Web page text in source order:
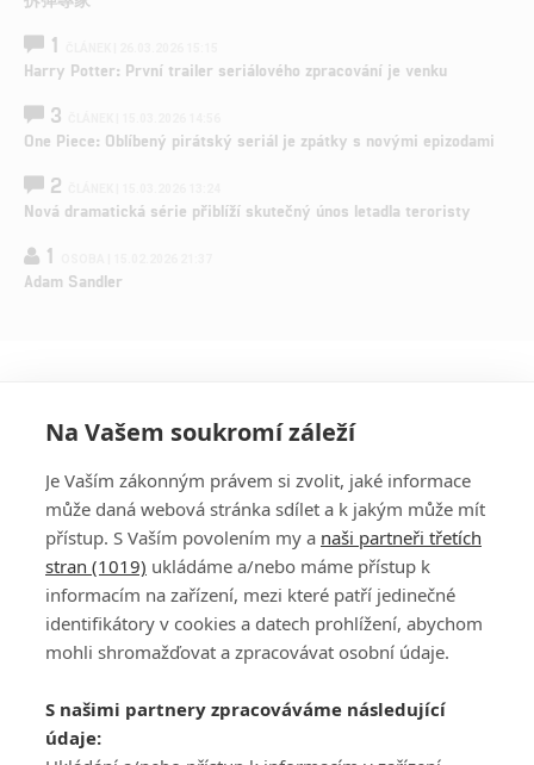
1
Harry Potter: První trailer seriálového zpracování je venku
3
One Piece: Oblíbený pirátský seriál je zpátky s novými epizodami
2
Nová dramatická série přiblíží skutečný únos letadla teroristy
1
Adam Sandler
PŘIHLÁSIT
REGISTROVAT
DISKUZE
Šéfredaktorkou webu jePetr Slavík, e-mailserialy@fandimefilmu.cz
Máte-li zájem o inzerci na našem webu napište nám na e-mail
Na Vašem soukromí záleží
Je Vaším zákonným právem si zvolit, jaké informace
může daná webová stránka sdílet a k jakým může mít
přístup. S Vaším povolením my a naši partneři třetích
stran (1019) ukládáme a/nebo máme přístup k
informacím na zařízení, mezi které patří jedinečné
identifikátory v cookies a datech prohlížení, abychom
mohli shromažďovat a zpracovávat osobní údaje.
S našimi partnery zpracováváme následující
údaje: